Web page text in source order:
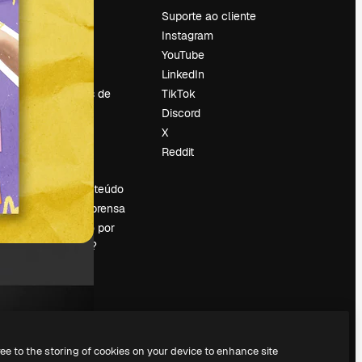
Preços
Reviews
Emprego
Tendências de
Slidesgo
Vender conteúdo
Sala de imprensa
Procurando por
magnific.ai?
Suporte ao cliente
Instagram
YouTube
LinkedIn
TikTok
Discord
X
Reddit
to the storing of cookies on your device to enhance site